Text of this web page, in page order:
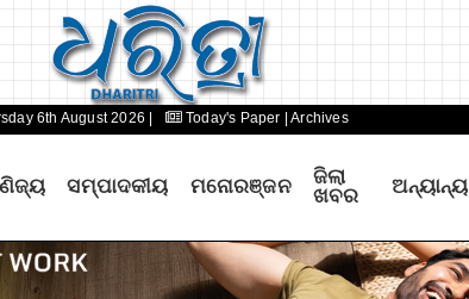
6th August 2026 | Today's Paper | Archives
ସମ୍ପାଦକୀୟ ମନୋରଞ୍ଜନ
ଜିଲା
ଖବର
ଅନ୍ୟାନ୍ୟ